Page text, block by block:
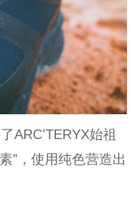
ARC’TERYX始祖
”，使用纯色营造出